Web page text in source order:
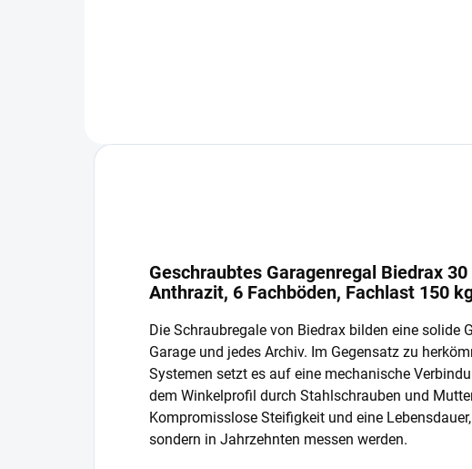
Geschraubtes Garagenregal Biedrax
Anthrazit, 6 Fachböden, Fachlast 150
Die Schraubregale von Biedrax bilden eine solide
Garage und jedes Archiv. Im Gegensatz zu
Systemen setzt es auf eine mechanische
dem Winkelprofil durch Stahlschrauben und
Kompromisslose Steifigkeit und eine
sondern in Jahrzehnten messen werden.